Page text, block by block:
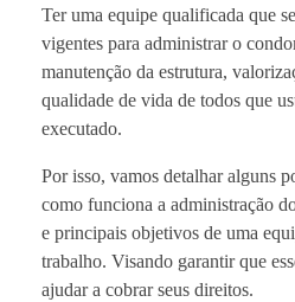
Ter uma equipe qualificada que
vigentes para administrar o
manutenção da estrutura,
qualidade de vida de todos que
executado.
Por isso, vamos detalhar alguns
como funciona a administração
e principais objetivos de uma
trabalho. Visando garantir que
ajudar a cobrar seus direitos.